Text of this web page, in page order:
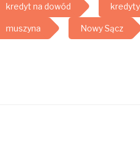
kredyt na dowód
muszyna Nowy Sącz